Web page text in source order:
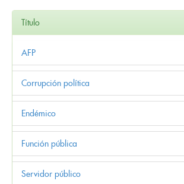
Título
AFP
Corrupción política
Endémico
Función pública
Servidor público